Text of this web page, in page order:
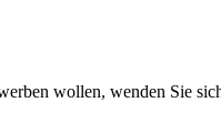
wollen, wenden Sie